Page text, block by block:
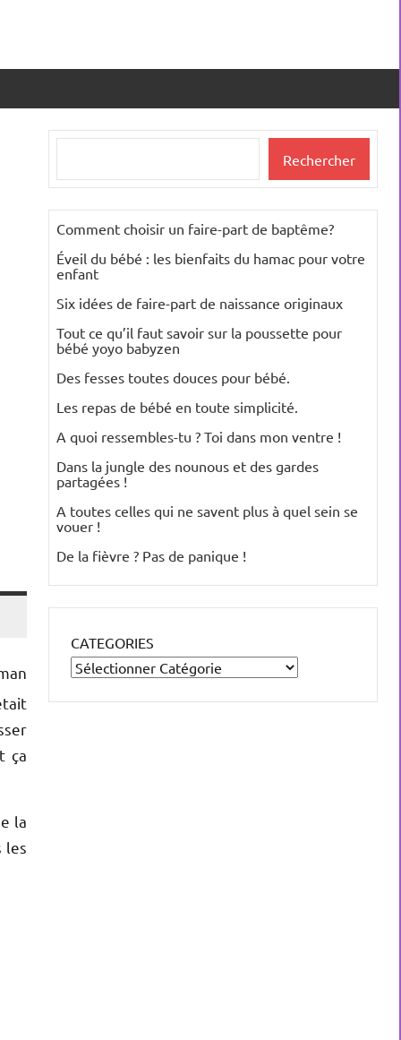
ça
la
les
Rechercher
Comment choisir un faire-part de baptême?
Éveil du bébé : les bienfaits du hamac pour votre
enfant
Six idées de faire-part de naissance originaux
Tout ce qu’il faut savoir sur la poussette pour
bébé yoyo babyzen
Des fesses toutes douces pour bébé.
Les repas de bébé en toute simplicité.
A quoi ressembles-tu ? Toi dans mon ventre !
Dans la jungle des nounous et des gardes
partagées !
A toutes celles qui ne savent plus à quel sein se
vouer !
De la fièvre ? Pas de panique !
CATEGORIES